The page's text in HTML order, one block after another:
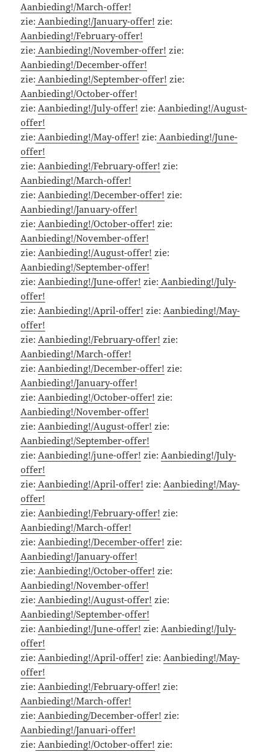
Aanbieding!/March-offer!
zie: Aanbieding!/January-offer! zie:
Aanbieding!/February-offer!
zie: Aanbieding!/November-offer! zie:
Aanbieding!/December-offer!
zie: Aanbieding!/September-offer! zie:
Aanbieding!/October-offer!
zie:Aanbieding!/July-offer! zie:Aanbieding!/August-
offer!
zie: Aanbieding!/May-offer! zie: Aanbieding!/June-
offer!
zie:Aanbieding!/February-offer! zie:
Aanbieding!/March-offer!
zie:Aanbieding!/December-offer! zie:
Aanbieding!/January-offer!
zie: Aanbieding!/October-offer! zie:
Aanbieding!/November-offer!
zie:Aanbieding!/August-offer! zie:
Aanbieding!/September-offer!
zie:Aanbieding!/June-offer! zie: Aanbieding!/July-
offer!
zie:Aanbieding!/April-offer! zie:Aanbieding!/May-
offer!
zie:Aanbieding!/February-offer! zie:
Aanbieding!/March-offer!
zie:Aanbieding!/December-offer! zie:
Aanbieding!/January-offer!
zie:Aanbieding!/October-offer! zie:
Aanbieding!/November-offer!
zie:Aanbieding!/August-offer! zie:
Aanbieding!/September-offer!
zie:Aanbieding!/june-offer! zie:Aanbieding!/July-
offer!
zie: Aanbieding!/April-offer! zie:Aanbieding!/May-
offer!
zie:Aanbieding!/February-offer! zie:
Aanbieding!/March-offer!
zie:Aanbieding!/December-offer! zie:
Aanbieding!/January-offer!
zie: Aanbieding!/October-offer! zie:
Aanbieding!/November-offer!
zie: Aanbieding!/August-offer! zie:
Aanbieding!/September-offer!
zie:Aanbieding!/June-offer! zie:Aanbieding!/July-
offer!
zie:Aanbieding!/April-offer! zie:Aanbieding!/May-
offer!
zie:Aanbieding!/February-offer! zie:
Aanbieding!/March-offer!
zie: Aanbieding/December-offer! zie:
Aanbieding!/Januari-offer!
zie: Aanbieding!/October-offer! zie: